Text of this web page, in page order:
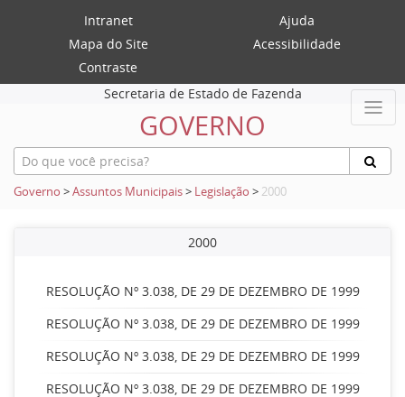
Intranet
Ajuda
Mapa do Site
Acessibilidade
Contraste
Secretaria de Estado de Fazenda
GOVERNO
Governo >Assuntos Municipais> Legislação > 2000
2000
RESOLUÇÃO Nº 3.038, DE 29 DE DEZEMBRO DE 1999
RESOLUÇÃO Nº 3.038, DE 29 DE DEZEMBRO DE 1999
RESOLUÇÃO Nº 3.038, DE 29 DE DEZEMBRO DE 1999
RESOLUÇÃO Nº 3.038, DE 29 DE DEZEMBRO DE 1999